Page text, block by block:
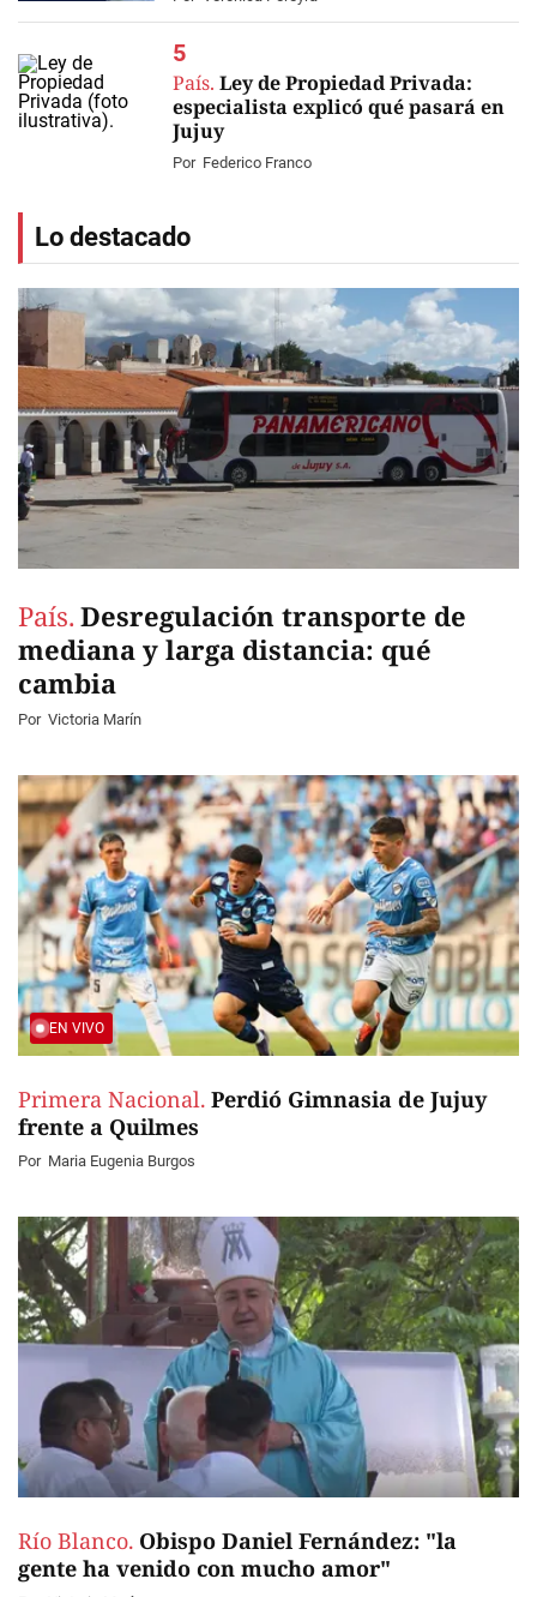
País. Ley de Propiedad Privada:
especialista explicó qué pasará en
Jujuy
Por Federico Franco
Lo destacado
País. Desregulación transporte de
mediana y larga distancia: qué
cambia
Por Victoria Marín
EN VIVO
Primera Nacional. Perdió Gimnasia de Jujuy
frente a Quilmes
Por Maria Eugenia Burgos
Río Blanco. Obispo Daniel Fernández: "la
gente ha venido con mucho amor"